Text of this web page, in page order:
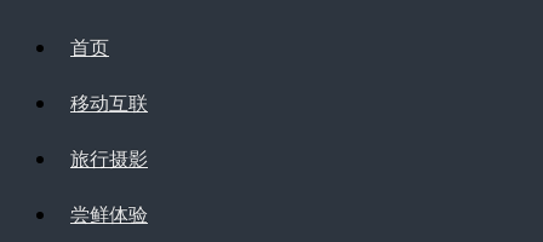
首页
移动互联
旅行摄影
尝鲜体验